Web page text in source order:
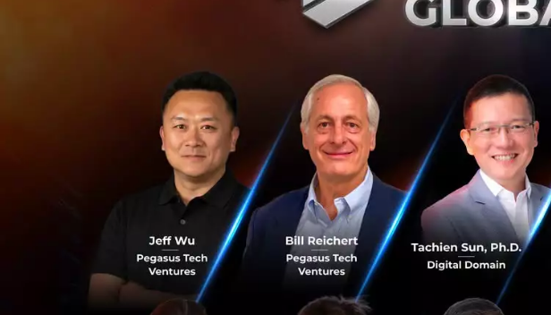
Payment Technology หรือเทคโน
การจ่ายเงินด้วยวิธีอื่น ๆ กำลังเป็นที่
Enterprise Financial Software หรื
การทำเอกสารการเงินคงหนีไม่พ้
ประเภทติดตั้งที่ออฟฟิศ แต่ตอนนี้ระ
การทำธุรกรรมการเงิน
Investment Management หรือระ
ลงุทน สู่การมีแพลตฟอร์มและเทคโน
ผ่านแอปพลิเคชัน